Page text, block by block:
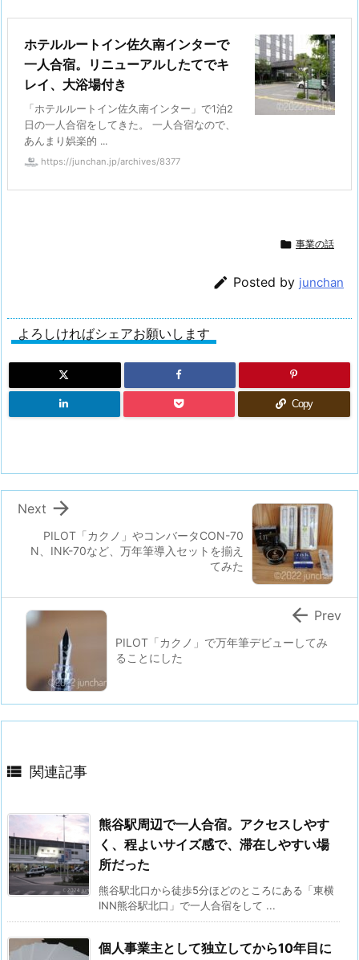
ホテルルートイン佐久南インターで
一人合宿。リニューアルしたてでキ
レイ、大浴場付き
「ホテルルートイン佐久南インター」で1泊2
日の一人合宿をしてきた。 一人合宿なので、
あんまり娯楽的 ...
https://junchan.jp/archives/8377
 事業の話
 Posted by junchan
よろしければシェアお願いします
Copy
PILOT「カクノ」やコンバータCON-70
N、INK-70など、万年筆導入セットを揃え
てみた

Next
PILOT「カクノ」で万年筆デビューしてみ
ることにした
 Prev
 関連記事
熊谷駅周辺で一人合宿。アクセスしやす
く、程よいサイズ感で、滞在しやすい場
所だった
熊谷駅北口から徒歩5分ほどのところにある「東横
INN熊谷駅北口」で一人合宿をして ...
個人事業主として独立してから10年目に